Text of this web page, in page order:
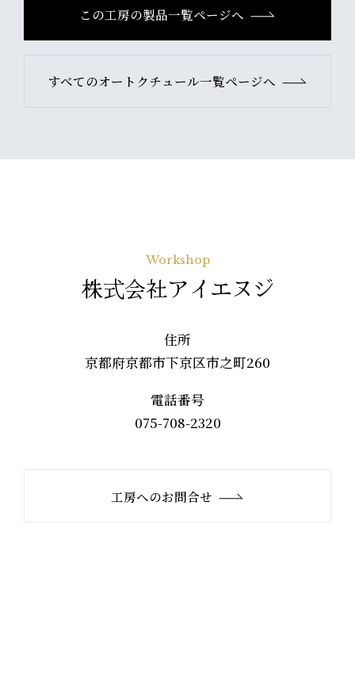
この工房の製品一覧ページへ
すべてのオートクチュール一覧ページへ
Workshop
株式会社アイエヌジ
住所
京都府京都市下京区市之町260
電話番号
075-708-2320
工房へのお問合せ